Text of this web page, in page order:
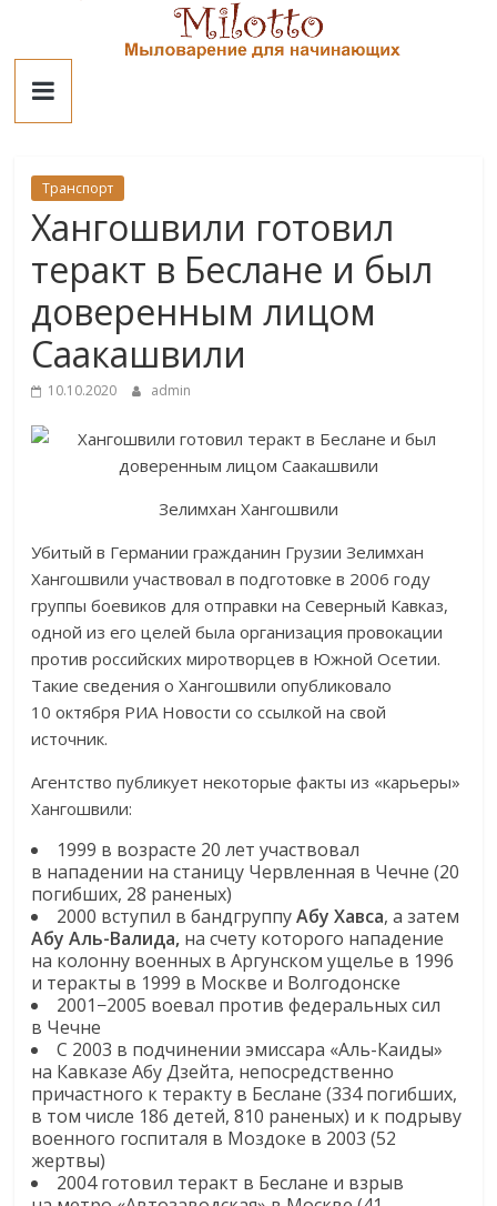
contentМилотто
Транспорт
Хангошвили готовил
теракт в Беслане и был
доверенным лицом
Саакашвили
10.10.2020 admin
Зелимхан Хангошвили
Убитый в Германии гражданин Грузии Зелимхан
Хангошвили участвовал в подготовке в 2006 году
группы боевиков для отправки на Северный Кавказ,
одной из его целей была организация провокации
против российских миротворцев в Южной Осетии.
Такие сведения о Хангошвили опубликовало
10 октября РИА Новости со ссылкой на свой
источник.
Агентство публикует некоторые факты из «карьеры»
Хангошвили:
1999 в возрасте 20 лет участвовал
в нападении на станицу Червленная в Чечне (20
погибших, 28 раненых)
2000 вступил в бандгруппуАбу Хавса, а затем
Абу Аль-Валида, на счету которого нападение
на колонну военных в Аргунском ущелье в 1996
и теракты в 1999 в Москве и Волгодонске
2001−2005 воевал против федеральных сил
в Чечне
С 2003 в подчинении эмиссара «Аль-Каиды»
на Кавказе Абу Дзейта, непосредственно
причастного к теракту в Беслане (334 погибших,
в том числе 186 детей, 810 раненых) и к подрыву
военного госпиталя в Моздоке в 2003 (52
жертвы)
2004 готовил теракт в Беслане и взрыв